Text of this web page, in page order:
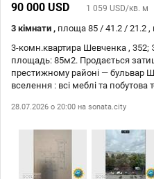
90 000 USD
1 059 USD/кв. м
3 кімнати , площа 85 / 41.2 / 21.2 ,
3-комн.квартира Шевченка ,
площадь: 85м2. Продається
престижному районі — бульвар
вселення : всі меблі та
3 окремі просторі кімнати та
коридорі. * Техніка для
бойлер (завжди є гаряча вода). *
покладено ламінат, на кухні та
локація з розвиненою
28.07.2026 о 20:00 на sonata.city